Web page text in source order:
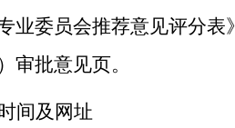
业委员会推荐意见评分
审批意见页。
间及网址